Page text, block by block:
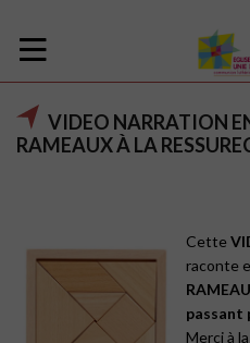
VIDEO NARRATION
RAMEAUX À LA
Cette
raconte
passant
Merci à